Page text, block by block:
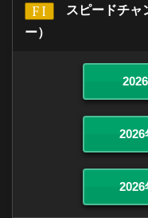
スピードチャ
ー）
2026
2026